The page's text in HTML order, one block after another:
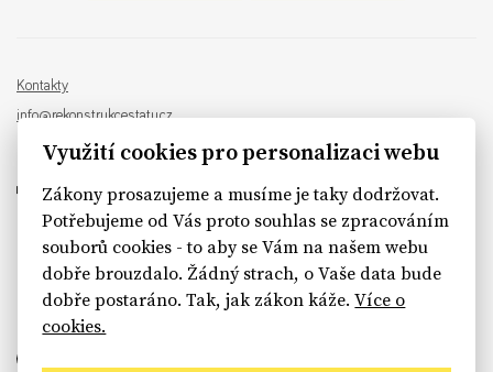
Kontakty
info@rekonstrukcestatu.cz
Návrh a vývoj: Sinfin , ilustrace:
sinfin.digital
Využití cookies pro personalizaci webu
Zákony prosazujeme a musíme je taky dodržovat.
Potřebujeme od Vás proto souhlas se zpracováním
souborů cookies - to aby se Vám na našem webu
dobře brouzdalo. Žádný strach, o Vaše data bude
dobře postaráno. Tak, jak zákon káže.Více o
cookies.